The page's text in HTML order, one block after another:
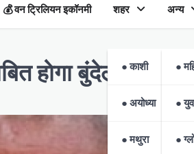
💰 वन ट्रिलियन इकॉनमी शहर
● काशी
● अयोध्या
● मथुरा
अन्य
●
●
●
हाेगा बुंदेलखंड का